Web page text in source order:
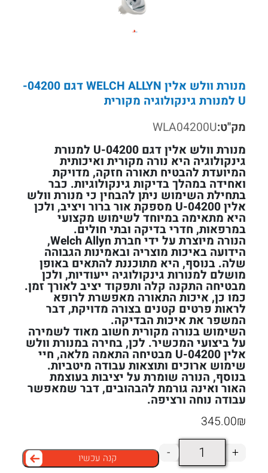
מנורת וולש אלין WELCH ALLYN דגם 04200-
U למנורת גינקולוגיה מקורית
מק"ט:WLA04200U
מנורת וולש אלין דגם 04200-U למנורת
גינקולוגיה היא נורה מקורית ואיכותית
המיועדת להבטיח תאורה חזקה, מדויקת
ואחידה במהלך בדיקות גינקולוגיות. כבר
בתחילת השימוש ניתן להבחין כי מנורת וולש
אלין 04200-U מספקת אור ברור ויציב, ולכן
היא מתאימה במיוחד לשימוש מקצועי
במרפאות, חדרי בדיקה ובתי חולים.
הנורה מיוצרת על ידי חברת Welch Allyn,
הידועה באיכות מוצריה ובאמינות הגבוהה
שלה. בנוסף, היא מתוכננת להתאים באופן
מושלם למנורות גינקולוגיה ייעודיות, ולכן
מבטיחה התקנה קלה ותפקוד יציב לאורך זמן.
כמו כן, איכות התאורה מאפשרת לרופא
לראות פרטים קטנים בצורה מדויקת, דבר
המשפר את איכות הבדיקה.
השימוש בנורה מקורית חשוב מאוד לשמירה
על ביצועי המכשיר. לכן, בחירה במנורת וולש
אלין 04200-U מבטיחה התאמה מלאה, חיי
שימוש ארוכים ותוצאות עבודה מיטביות.
בנוסף, הנורה שומרת על יציבות בעוצמת
האור ואינה גורמת להבהובים, דבר שמאפשר
עבודה נוחה ורציפה.
₪
345.00
+ כמות
של
- קנה עכשיו